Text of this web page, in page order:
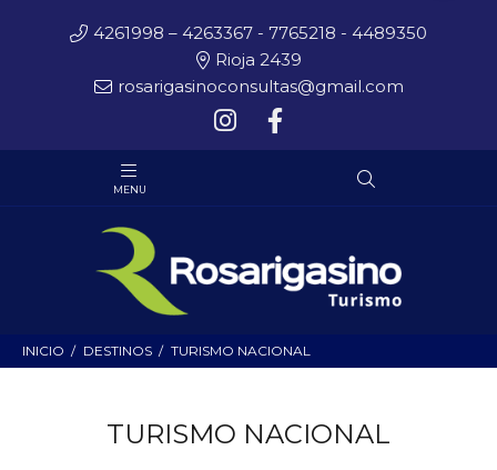
4261998 – 4263367 - 7765218 - 4489350
Rioja 2439
rosarigasinoconsultas@gmail.com
INICIO DESTINOS TURISMO NACIONAL
TURISMO NACIONAL